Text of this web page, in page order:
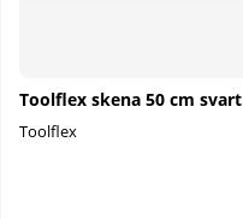
Toolflex skena 50 cm svart
Toolflex